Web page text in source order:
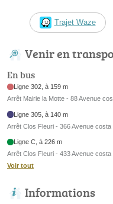
Trajet Waze
Venir en
En bus
Ligne 302, à 159 m
Arrêt Mairie la Motte - 88 Avenue
Ligne 305, à 140 m
Arrêt Clos Fleuri - 366 Avenue
Ligne C, à 226 m
Arrêt Clos Fleuri - 433 Avenue costa
Voir tout
Informations